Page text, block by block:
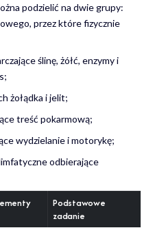
podzielić na dwie grupy:
przez które fizycznie
ślinę, żółć, enzymy i
żołądka i jelit;
treść pokarmową;
wydzielanie i motorykę;
odbierające
Podstawowe
zadanie